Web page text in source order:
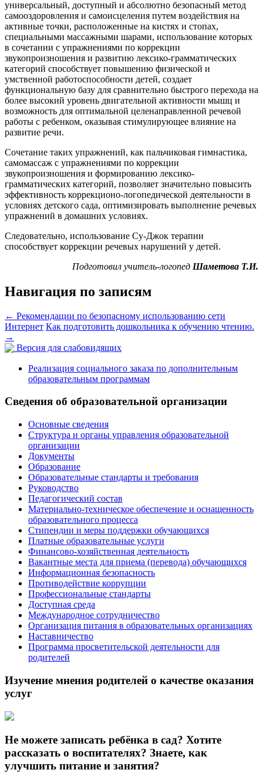
универсальный, доступный и абсолютно безопасный метод
самооздоровления и самоисцеления путем воздействия на
активные точки, расположенные на кистях и стопах,
специальными массажными шарами, использование которых
в сочетании с упражнениями по коррекции
звукопроизношения и развитию лексико-грамматических
категорий способствует повышению физической и
умственной работоспособности детей, создает
функциональную базу для сравнительно быстрого перехода на
более высокий уровень двигательной активности мышц и
возможность для оптимальной целенаправленной речевой
работы с ребенком, оказывая стимулирующее влияние на
развитие речи.
Сочетание таких упражнений, как пальчиковая гимнастика,
самомассаж с упражнениями по коррекции
звукопроизношения и формированию лексико-
грамматических категорий, позволяет значительно повысить
эффективность коррекционо-логопедической деятельности в
условиях детского сада, оптимизировать выполнение речевых
упражнений в домашних условиях.
Следовательно, использование Су-Джок терапии
способствует коррекции речевых нарушений у детей.
Подготовил учитель-логопед Шаметова Т.И.
Навигация по записям
← Рекомендации по безопасному использованию сети
Интернет Как подготовить дошкольника к обучению чтению.
→
Версия для слабовидящих
Реализация социального заказа по дополнительным
образовательным программам
Сведения об образовательной организации
Основные сведения
Структура и органы управления образовательной
организации
Документы
Образование
Образовательные стандарты и требования
Руководство
Педагогический состав
Материально-техническое обеспечение и оснащенность
образовательного процесса
Стипендии и меры поддержки обучающихся
Платные образовательные услуги
Финансово-хозяйственная деятельность
Вакантные места для приема (перевода) обучающихся
Информационная безопасность
Противодействие коррупции
Профессиональные стандарты
Доступная среда
Международное сотрудничество
Организация питания в образовательных организациях
Наставничество
Программа просветительской деятельности для
родителей
Изучение мнения родителей о качестве оказания
услуг
Не можете записать ребёнка в сад? Хотите
рассказать о воспитателях? Знаете, как
улучшить питание и занятия?